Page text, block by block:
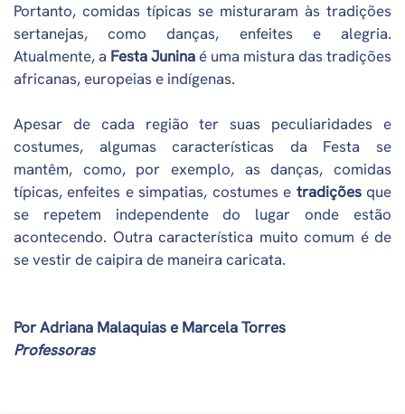
Portanto, comidas típicas se misturaram às tradições
sertanejas, como danças, enfeites e alegria.
Atualmente, a Festa Juninaé uma mistura das tradições
africanas, europeias e indígenas.
Apesar de cada região ter suas peculiaridades e
costumes, algumas características da Festa se
mantêm, como, por exemplo, as danças, comidas
típicas, enfeites e simpatias, costumes e tradiçõesque
se repetem independente do lugar onde estão
acontecendo. Outra característica muito comum é de
se vestir de caipira de maneira caricata.
Por Adriana Malaquias e Marcela Torres
Professoras